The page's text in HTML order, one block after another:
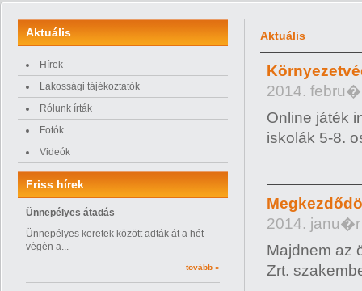
Aktuális
Hírek
Lakossági tájékoztatók
Rólunk írták
Fotók
Videók
Friss hírek
Ünnepélyes átadás
Ünnepélyes keretek között adták át a hét
végén a...
tovább »
Aktuális
2014.
Online játék
iskolák 5-8.
2014. janu�r
Majdnem az
Zrt.